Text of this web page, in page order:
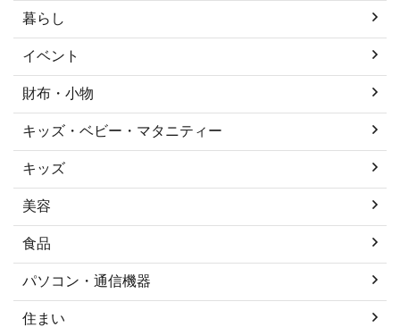
暮らし
イベント
財布・小物
キッズ・ベビー・マタニティー
キッズ
美容
食品
パソコン・通信機器
住まい